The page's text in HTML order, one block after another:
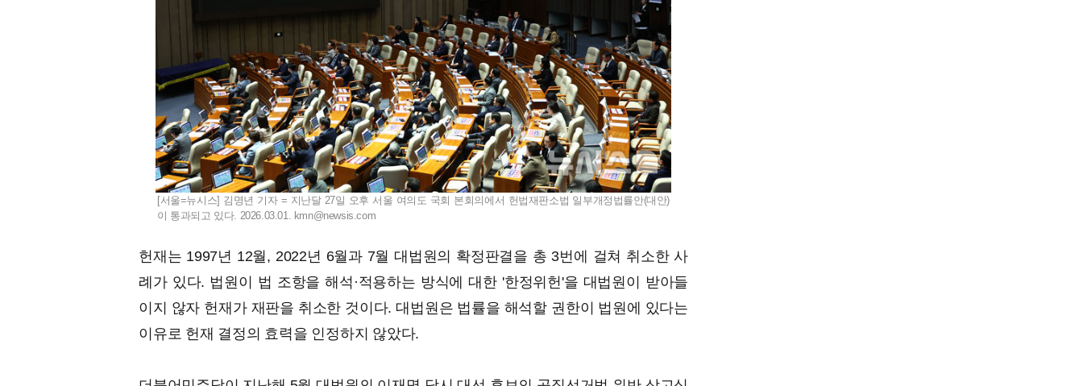
[서울=뉴시스] 김명년 기자 = 지난달 27일 오후 서울 여의도 국회 본회의에서 헌법재판소법 일부개정법률안(대안)
이 통과되고 있다. 2026.03.01. kmn@newsis.com
헌재는 1997년 12월, 2022년 6월과 7월 대법원의 확정판결을 총 3번에 걸쳐 취소한 사
례가 있다. 법원이 법 조항을 해석·적용하는 방식에 대한 '한정위헌'을 대법원이 받아들
이지 않자 헌재가 재판을 취소한 것이다. 대법원은 법률을 해석할 권한이 법원에 있다는
이유로 헌재 결정의 효력을 인정하지 않았다.